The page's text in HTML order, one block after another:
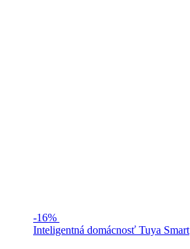
-16%
Inteligentná domácnosť Tuya Smart